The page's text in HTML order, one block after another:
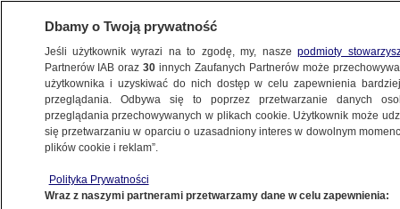
METEO
POLSKA
rodzicami". Nagranie
Dbamy o Twoją prywatność
Jeśli użytkownik wyrazi na to zgodę, my, naszepodmioty
Partnerów IAB oraz30 innych Zaufanych Partnerów może
użytkownika i uzyskiwać do nich dostęp w celu zapewnienia
przeglądania. Odbywa się to poprzez przetwarzanie danych
przeglądania przechowywanych w plikach cookie. Użytkownik może
się przetwarzaniu w oparciu o uzasadniony interes w dowolnym
plików cookie i reklam”.
Polityka Prywatności
Wraz z naszymi partnerami przetwarzamy dane w celu zapewnienia: